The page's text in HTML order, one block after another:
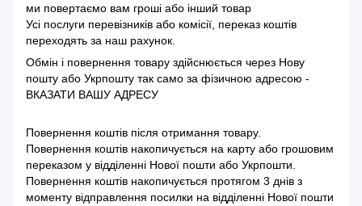
ми повертаємо вам гроші або інший товар
Усі послуги перевізників або комісії, переказ коштів
переходять за наш рахунок.
Обмін і повернення товару здійснюється через Нову
пошту або Укрпошту так само за фізичною адресою -
ВКАЗАТИ ВАШУ АДРЕСУ
Повернення коштів після отримання товару.
Повернення коштів накопичується на карту або грошовим
переказом у відділенні Нової пошти або Укрпошти.
Повернення коштів накопичується протягом 3 днів з
моменту відправлення посилки на відділенні Нової пошти